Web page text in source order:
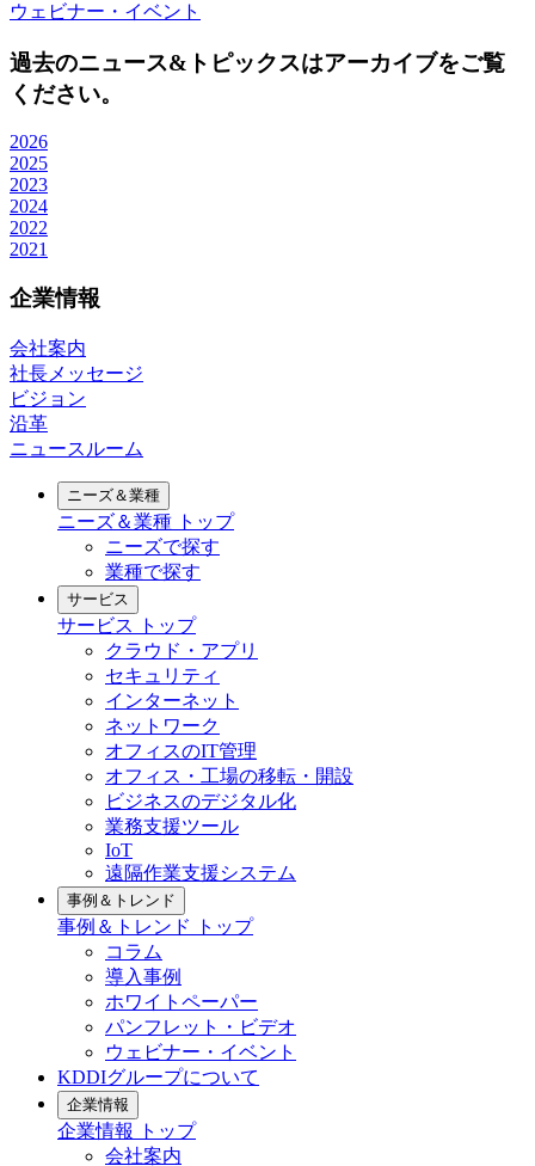
ウェビナー・イベント
過去のニュース&トピックスはアーカイブをご覧
ください。
2026
2025
2023
2024
2022
2021
企業情報
会社案内
社長メッセージ
ビジョン
沿革
ニュースルーム
ニーズ＆業種
ニーズ＆業種 トップ
ニーズで探す
業種で探す
サービス
サービス
トップ
クラウド・アプリ
セキュリティ
インターネット
ネットワーク
オフィスのIT管理
オフィス・工場の移転・開設
ビジネスのデジタル化
業務支援ツール
IoT
遠隔作業支援システム
事例＆トレンド
事例＆トレンド
トップ
コラム
導入事例
ホワイトペーパー
パンフレット・ビデオ
ウェビナー・イベント
KDDIグループについて
企業情報
企業情報
トップ
会社案内